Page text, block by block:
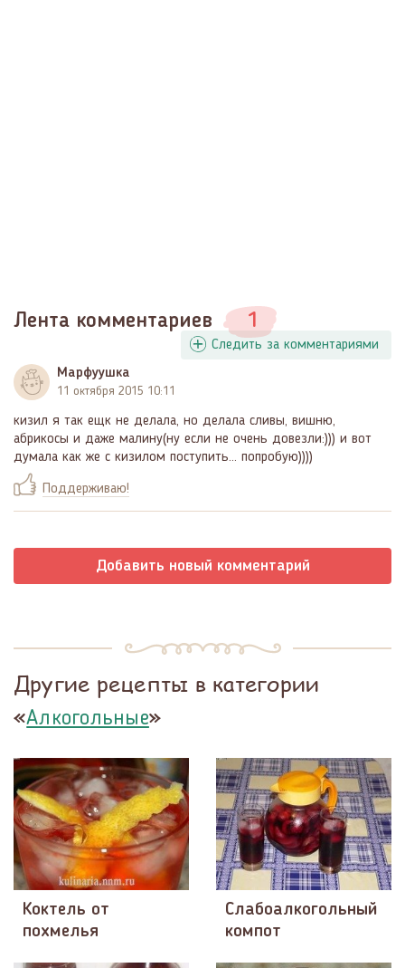
Лента комментариев 1
Следить за комментариями
Марфуушка
11 октября 2015 10:11
кизил я так ещк не делала, но делала сливы, вишню,
абрикосы и даже малину(ну если не очень довезли:))) и вот
думала как же с кизилом поступить... попробую))))
Поддерживаю!
Добавить новый комментарий
Другие рецепты в категории
«Алкогольные»
Коктель от
похмелья
Слабоалкогольный
компот